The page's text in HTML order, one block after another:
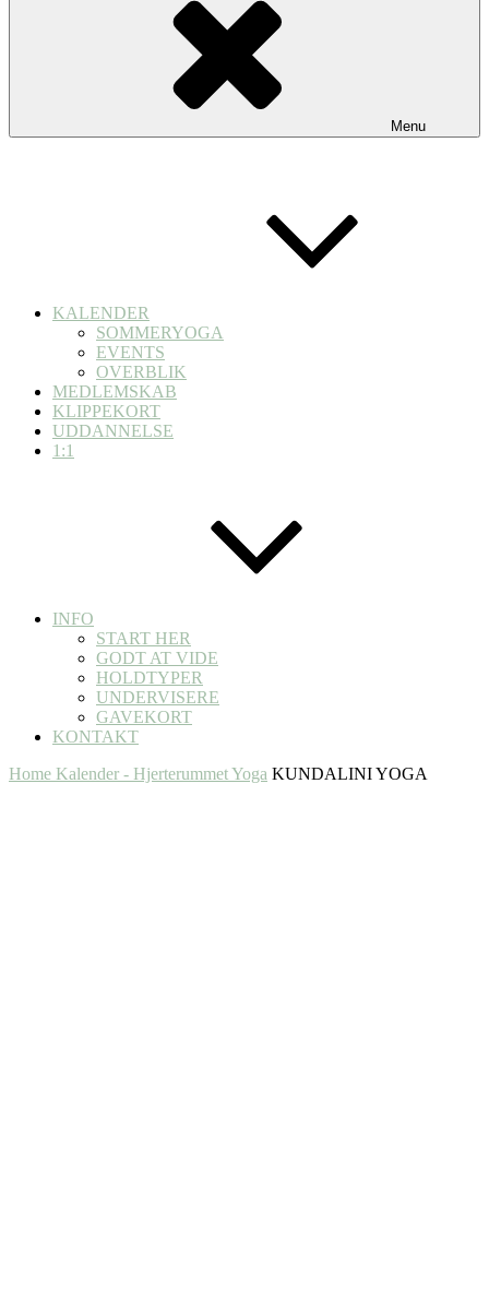
Menu
KALENDER
SOMMERYOGA
EVENTS
OVERBLIK
MEDLEMSKAB
KLIPPEKORT
UDDANNELSE
1:1
INFO
START HER
GODT AT VIDE
HOLDTYPER
UNDERVISERE
GAVEKORT
KONTAKT
Home Kalender - Hjerterummet Yoga KUNDALINI YOGA